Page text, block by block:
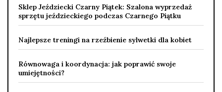
Sklep Jeździecki Czarny Piątek: Szalona wyprzedaż
sprzętu jeździeckiego podczas Czarnego Piątku
Najlepsze treningi na rzeźbienie sylwetki dla kobiet
Równowaga i koordynacja: jak poprawić swoje
umiejętności?